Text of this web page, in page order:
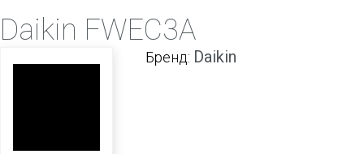
Daikin FWEC3A
Бренд: Daikin